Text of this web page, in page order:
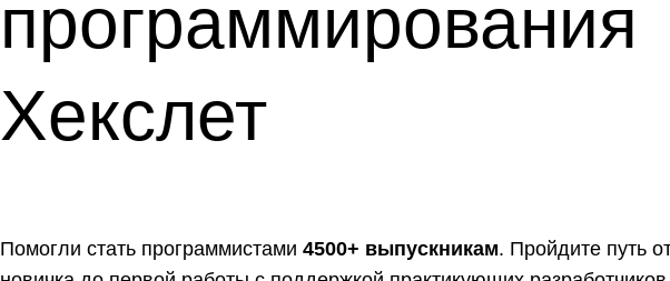
программирования
Хекслет
Помогли стать программистами 4500+ выпускникам. Пройдите путь